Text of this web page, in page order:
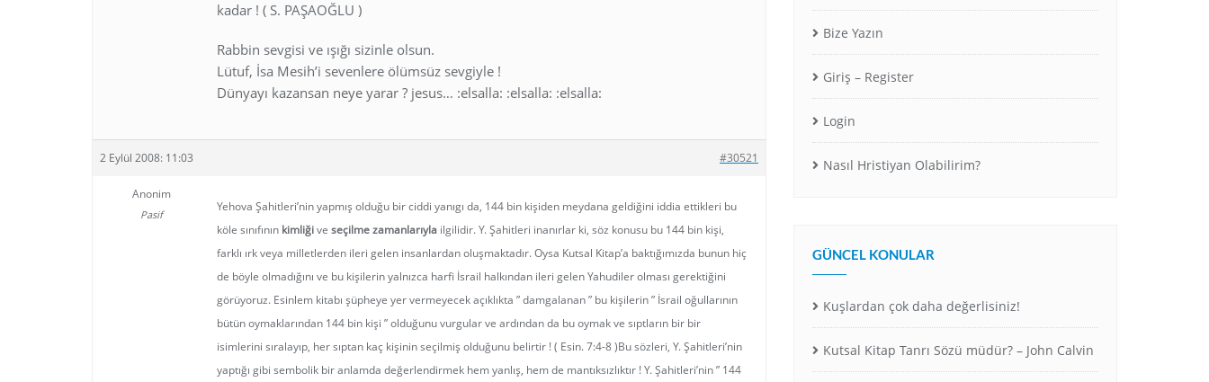
kadar ! ( S. PAŞAOĞLU )
Rabbin sevgisi ve ışığı sizinle olsun.
Lütuf, İsa Mesih’i sevenlere ölümsüz sevgiyle !
Dünyayı kazansan neye yarar ? jesus… :elsalla: :elsalla: :elsalla:
2 Eylül 2008: 11:03 #30521
Anonim
Pasif
Yehova Şahitleri’nin yapmış olduğu bir ciddi yanıgı da, 144 bin kişiden meydana geldiğini iddia ettikleri bu
köle sınıfının kimliğive seçilme zamanlarıyla ilgilidir. Y. Şahitleri inanırlar ki, söz konusu bu 144 bin kişi,
farklı ırk veya milletlerden ileri gelen insanlardan oluşmaktadır. Oysa Kutsal Kitap’a baktığımızda bunun hiç
de böyle olmadığını ve bu kişilerin yalnızca harfi İsrail halkından ileri gelen Yahudiler olması gerektiğini
görüyoruz. Esinlem kitabı şüpheye yer vermeyecek açıklıkta ” damgalanan ” bu kişilerin ” İsrail oğullarının
bütün oymaklarından 144 bin kişi ” olduğunu vurgular ve ardından da bu oymak ve sıptların bir bir
isimlerini sıralayıp, her sıptan kaç kişinin seçilmiş olduğunu belirtir ! ( Esin. 7:4-8 )Bu sözleri, Y. Şahitleri’nin
yaptığı gibi sembolik bir anlamda değerlendirmek hem yanlış, hem de mantıksızlıktır ! Y. Şahitleri’nin ” 144
Bize Yazın
Giriş – Register
Login
Nasıl Hristiyan Olabilirim?
GÜNCEL KONULAR
Kuşlardan çok daha değerlisiniz!
Kutsal Kitap Tanrı Sözü müdür? – John Calvin